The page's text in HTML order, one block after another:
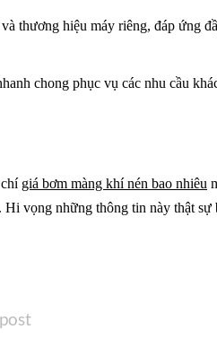
thương hiệu máy riêng, đáp ứng
chong phục vụ các nhu cầu
giá bơm màng khí nén bao nhiêu
vọng những thông tin này thật sự